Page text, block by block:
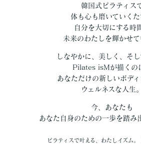
韓国式ピラティス
体も心も磨いていくた
自分を大切にする時
未来のわたしを輝かせて
しなやかに、美しく、そし
Pilates isMが描くの
あなただけの新しいボディ
ウェルネスな人生。
今、あなたも
あなた自身のための一歩を踏み
ピラティスで叶える、わたしイズム